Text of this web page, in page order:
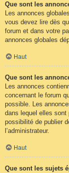
Que sont les
Les annonces
vous devez lire dès
forum et dans votre
annonces globales
Haut
Que sont les
Les annonces
concernant le forum
possible. Les
dans lequel elles sont
possibilité de publier
l’administrateur.
Haut
Que sont les sujets